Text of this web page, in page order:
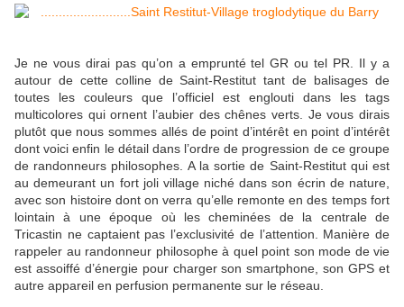
Je ne vous dirai pas qu’on a emprunté tel GR ou tel PR. Il y a
autour de cette colline de Saint-Restitut tant de balisages de
toutes les couleurs que l’officiel est englouti dans les tags
multicolores qui ornent l’aubier des chênes verts. Je vous dirais
plutôt que nous sommes allés de point d’intérêt en point d’intérêt
dont voici enfin le détail dans l’ordre de progression de ce groupe
de randonneurs philosophes. A la sortie de Saint-Restitut qui est
au demeurant un fort joli village niché dans son écrin de nature,
avec son histoire dont on verra qu’elle remonte en des temps fort
lointain à une époque où les cheminées de la centrale de
Tricastin ne captaient pas l’exclusivité de l’attention. Manière de
rappeler au randonneur philosophe à quel point son mode de vie
est assoiffé d’énergie pour charger son smartphone, son GPS et
autre appareil en perfusion permanente sur le réseau.